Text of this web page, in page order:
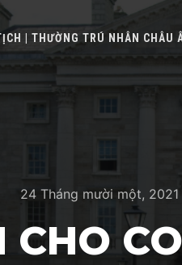
| THƯỜNG TRÚ NHÂN CHÂU
24 Tháng mười một, 2021
CHO